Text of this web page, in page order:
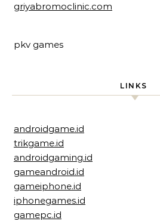
griyabromoclinic.com
pkv games
LINKS
androidgame.id
trikgame.id
androidgaming.id
gameandroid.id
gameiphone.id
iphonegames.id
gamepc.id